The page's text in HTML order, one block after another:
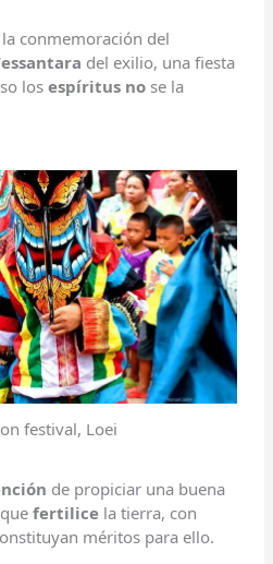
conmemoración del
del exilio, una fiesta
los espíritus no se la
festival, Loei
de propiciar una buena
quefertilice la tierra, con
méritos para ello.